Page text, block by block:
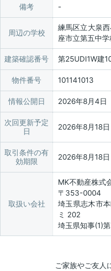
備考
周辺の学校
練馬区立大泉
座市立第五中
建築確認番号 第25UDI1W建
物件番号 101141013
情報公開日 2026年8月4日
次回更新予定
日
2026年8月18日
取引条件の有
効期限
2026年8月18日
取扱い会社
MK不動産株式
〒353-0004
埼玉県志木市
ミ 202
埼玉県知事(1)
ご家族やご友人